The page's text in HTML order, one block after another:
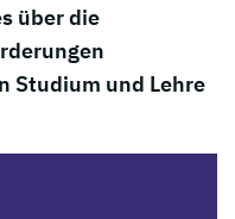
über die
Studium und Lehre